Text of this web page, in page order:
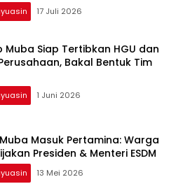
17 Juli 2026
Muba Siap Tertibkan HGU dan
Bakal Bentuk Tim
1 Juni 2026
Masuk Pertamina: Warga
Presiden & Menteri ESDM
13 Mei 2026